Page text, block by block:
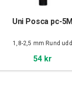
Uni Posca pc-5M
1,8-2,5 mm Rund udd
54 kr